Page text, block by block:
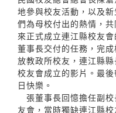
地參與校友活動，以及
們為母校付出的熱情，
來正式成立連江縣校友
董事長交付的任務，完
放教政所校友，連江縣
校友會成立的影片。最
日快樂。
張董事長回憶擔任副校
友會，當時獨缺連江縣